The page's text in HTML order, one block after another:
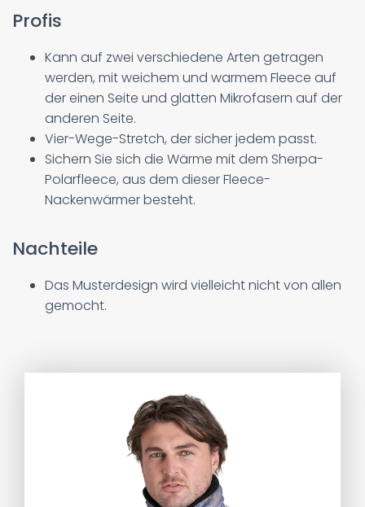
Profis
Kann auf zwei verschiedene Arten getragen
werden, mit weichem und warmem Fleece auf
der einen Seite und glatten Mikrofasern auf der
anderen Seite.
Vier-Wege-Stretch, der sicher jedem passt.
Sichern Sie sich die Wärme mit dem Sherpa-
Polarfleece, aus dem dieser Fleece-
Nackenwärmer besteht.
Nachteile
Das Musterdesign wird vielleicht nicht von allen
gemocht.